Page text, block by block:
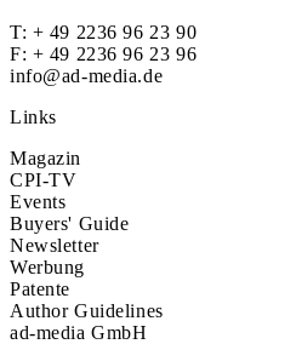
T: + 49 2236 96 23 90
F: + 49 2236 96 23 96
info@ad-media.de
Links
Magazin
CPI-TV
Events
Buyers' Guide
Newsletter
Werbung
Patente
Author Guidelines
ad-media GmbH